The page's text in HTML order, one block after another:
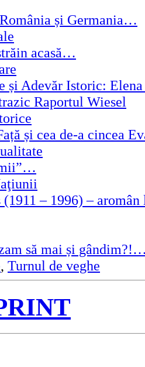
și Germania…
acasă…
și Adevăr Istoric:
Raportul Wiesel
și cea de-a cincea
(1911 – 1996) –
să mai și
, Turnul de veghe